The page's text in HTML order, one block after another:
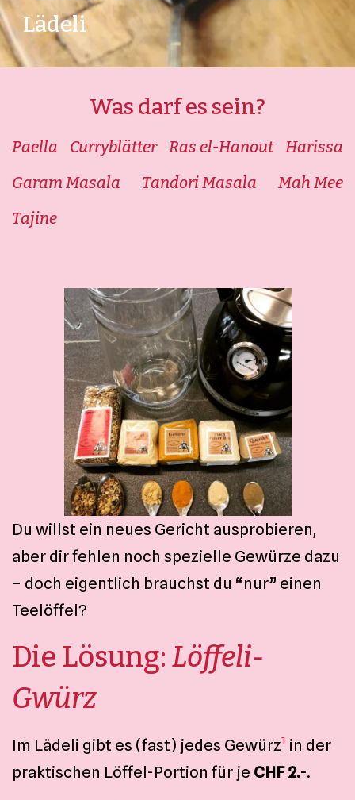
Lädeli
Was darf es sein?
Paella Curryblätter Ras el-Hanout
Harissa
Garam Masala
Tandori Masala
Mah Mee
Tajine
Du willst ein neues Gericht ausprobieren,
aber dir fehlen noch spezielle Gewürze dazu
– doch eigentlich brauchst du “nur” einen
Teelöffel?
Die Lösung: Löffeli-
Gwürz
Im Lädeli gibt es (fast) jedes Gewürz1 in der
praktischen Löffel-Portion für je CHF 2.-.
Kontakt
Allgemeine Geschäftsbedingungen
Datenschutzerklärung